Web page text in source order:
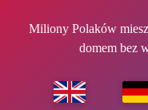
Miliony Polaków
domem bez